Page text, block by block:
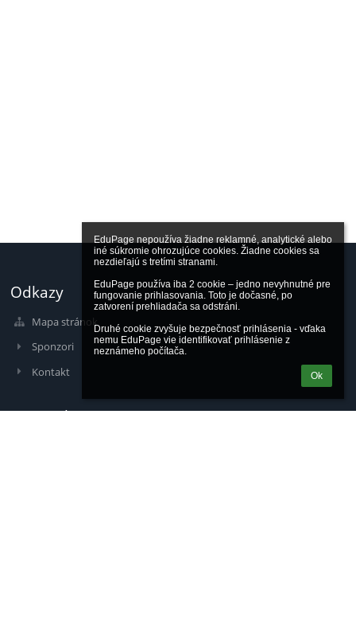
EduPage nepoužíva žiadne reklamné, analytické alebo
iné súkromie ohrozujúce cookies. Žiadne cookies sa
nezdieľajú s tretími stranami.
EduPage používa iba 2 cookie – jedno nevyhnutné pre
fungovanie prihlasovania. Toto je dočasné, po
zatvorení prehliadača sa odstráni.
Druhé cookie zvyšuje bezpečnosť prihlásenia - vďaka
nemu EduPage vie identifikovať prihlásenie z
neznámeho počítača.
Ok
Odkazy
Mapa stránok
Sponzori
Kontakt
Kontakty